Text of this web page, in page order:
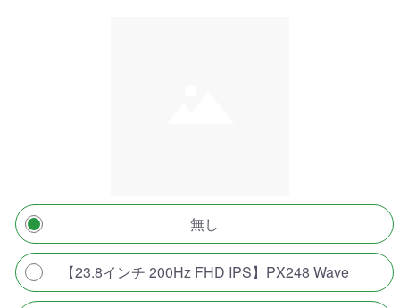
無し
【23.8インチ 200Hz FHD IPS】PX248 Wave